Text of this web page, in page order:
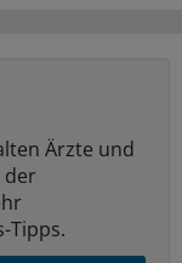
Ärzte und
der
Tipps.